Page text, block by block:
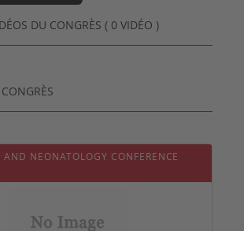
DU CONGRÈS ( 0 VIDÉO )
AND NEONATOLOGY CONFERENCE